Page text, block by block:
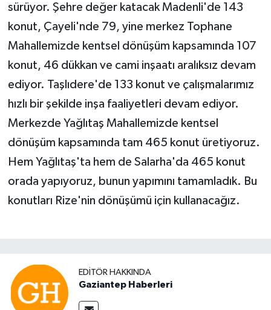
sürüyor. Şehre değer katacak Madenli'de 143
konut, Çayeli'nde 79, yine merkez Tophane
Mahallemizde kentsel dönüşüm kapsamında 107
konut, 46 dükkan ve cami inşaatı aralıksız devam
ediyor. Taşlıdere'de 133 konut ve çalışmalarımız
hızlı bir şekilde inşa faaliyetleri devam ediyor.
Merkezde Yağlıtaş Mahallemizde kentsel
dönüşüm kapsamında tam 465 konut üretiyoruz.
Hem Yağlıtaş'ta hem de Salarha'da 465 konut
orada yapıyoruz, bunun yapımını tamamladık. Bu
konutları Rize'nin dönüşümü için kullanacağız.
EDITÖR HAKKINDA
Gaziantep Haberleri